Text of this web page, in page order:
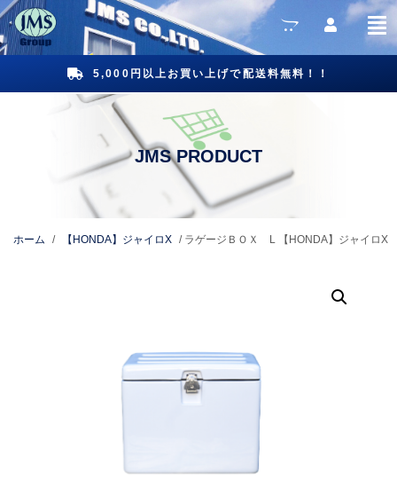
5,000円以上お買い上げで配送料無料！！
ホーム / 【HONDA】ジャイロX / ラゲージＢＯＸ L 【HONDA】ジャイロX